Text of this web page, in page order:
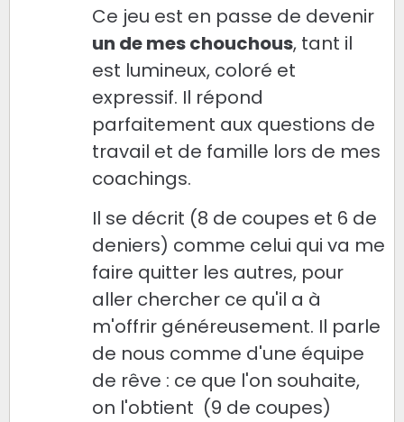
Ce jeu est en passe de devenir
un de mes chouchous, tant il
est lumineux, coloré et
expressif. Il répond
parfaitement aux questions de
travail et de famille lors de mes
coachings.
Il se décrit (8 de coupes et 6 de
deniers) comme celui qui va me
faire quitter les autres, pour
aller chercher ce qu'il a à
m'offrir généreusement. Il parle
de nous comme d'une équipe
de rêve : ce que l'on souhaite,
on l'obtient (9 de coupes)